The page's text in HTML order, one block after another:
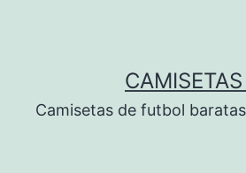
Camisetas de futbol